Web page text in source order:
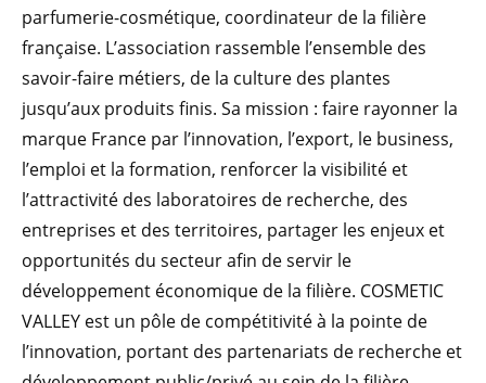
parfumerie-cosmétique, coordinateur de la filière
française. L’association rassemble l’ensemble des
savoir-faire métiers, de la culture des plantes
jusqu’aux produits finis. Sa mission : faire rayonner la
marque France par l’innovation, l’export, le business,
l’emploi et la formation, renforcer la visibilité et
l’attractivité des laboratoires de recherche, des
entreprises et des territoires, partager les enjeux et
opportunités du secteur afin de servir le
développement économique de la filière. COSMETIC
VALLEY est un pôle de compétitivité à la pointe de
l’innovation, portant des partenariats de recherche et